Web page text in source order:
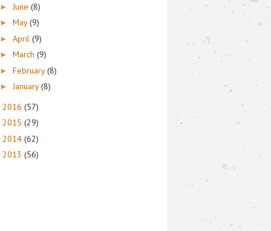
► June (8)
► May(9)
► April (9)
► March (9)
► February(8)
►January(8)
2016 (57)
2015 (29)
2014 (62)
2013 (56)